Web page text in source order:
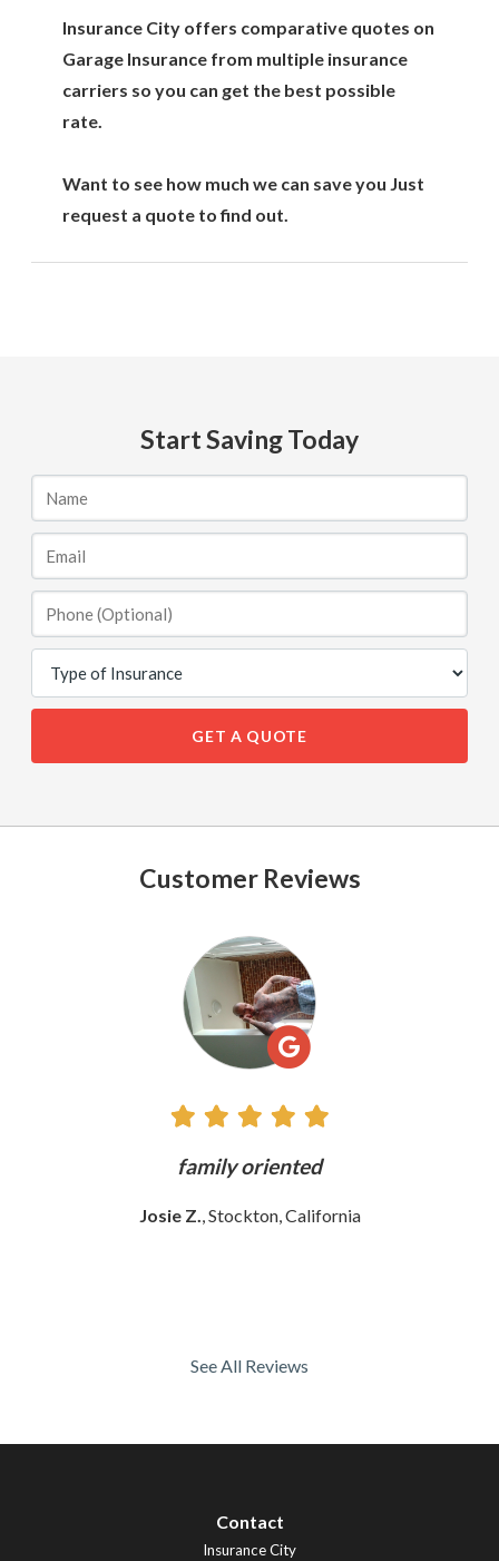
Insurance City offers comparative quotes on
Garage Insurance from multiple insurance
carriers so you can get the best possible
rate.
Want to see how much we can save you Just
request a quote to find out.
Start Saving Today
GET A QUOTE
Customer Reviews
family oriented
Josie Z., Stockton, California
See All Reviews
Contact
Insurance City